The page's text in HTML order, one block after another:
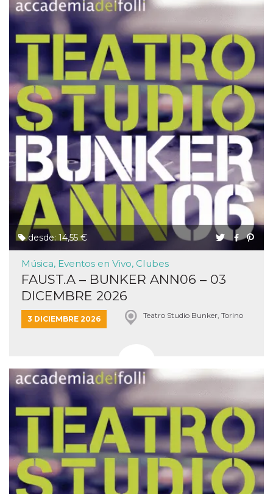
desde: 14,55 €
Música, Eventos en Vivo, Clubes
FAUST.A – BUNKER ANN06 – 03
DICEMBRE 2026
3 DICIEMBRE 2026 Teatro Studio Bunker, Torino